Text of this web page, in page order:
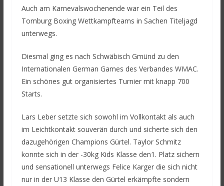
Auch am Karnevalswochenende war ein Teil des
Tomburg Boxing Wettkampfteams in Sachen Titeljagd
unterwegs.
Diesmal ging es nach Schwäbisch Gmünd zu den
Internationalen German Games des Verbandes WMAC.
Ein schönes gut organisiertes Turnier mit knapp 700
Starts.
Lars Leber setzte sich sowohl im Vollkontakt als auch
im Leichtkontakt souverän durch und sicherte sich den
dazugehörigen Champions Gürtel. Taylor Schmitz
konnte sich in der -30kg Kids Klasse den1. Platz sichern
und sensationell unterwegs Felice Karger die sich nicht
nur in der U13 Klasse den Gürtel erkämpfte sondern